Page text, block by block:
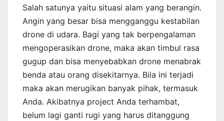
Salah satunya yaitu situasi alam yang berangin.
Angin yang besar bisa mengganggu kestabilan
drone di udara. Bagi yang tak berpengalaman
mengoperasikan drone, maka akan timbul rasa
gugup dan bisa menyebabkan drone menabrak
benda atau orang disekitarnya. Bila ini terjadi
maka akan merugikan banyak pihak, termasuk
Anda. Akibatnya project Anda terhambat,
belum lagi ganti rugi yang harus ditanggung